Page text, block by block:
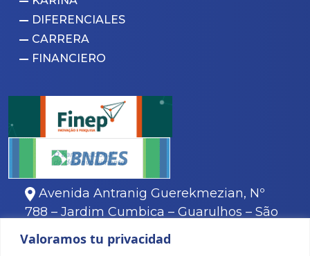
Valoramos tu privacidad
Avenida Antranig Guerekmezian, Nº
788 – Jardim Cumbica – Guarulhos – São
Paulo.
DIFERENCIALES
CARRERA
FINANCIERO